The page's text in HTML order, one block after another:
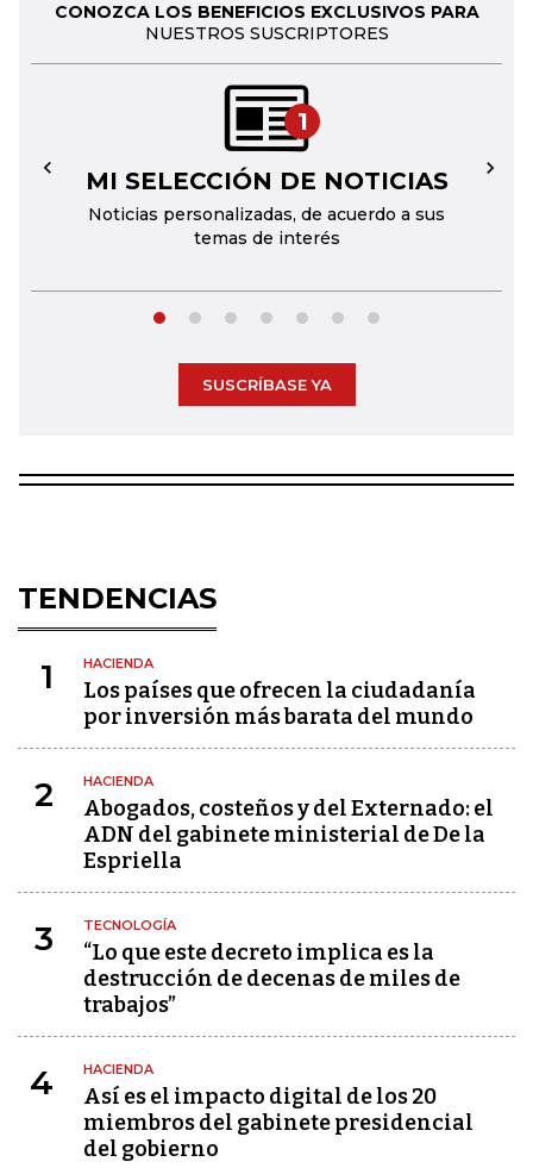
CONOZCA LOS BENEFICIOS EXCLUSIVOS PARA
NUESTROS SUSCRIPTORES
1
MI SELECCIÓN DE NOTICIAS
Noticias personalizadas, de acuerdo a sus
temas de interés
← →
SUSCRÍBASE YA
TENDENCIAS
1 HACIENDA
Los países que ofrecen la ciudadanía
por inversión más barata del mundo
2 HACIENDA
Abogados, costeños y del Externado: el
ADN del gabinete ministerial de De la
Espriella
3 TECNOLOGÍA
“Lo que este decreto implica es la
destrucción de decenas de miles de
trabajos”
4 HACIENDA
Así es el impacto digital de los 20
miembros del gabinete presidencial
del gobierno